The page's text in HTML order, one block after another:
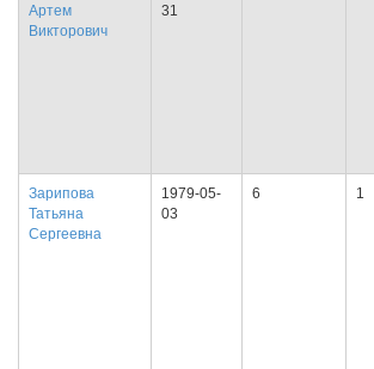
Артем
Викторович
31
Зарипова
Татьяна
Сергеевна
1979-05-
03
6 1